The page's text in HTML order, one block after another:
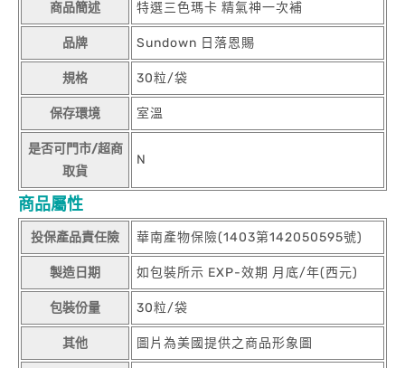
商品簡述 特選三色瑪卡 精氣神一次補
品牌 Sundown 日落恩賜
規格 30粒/袋
保存環境 室溫
是否可門市/超商
取貨
N
商品屬性
投保產品責任險 華南產物保險(1403第142050595號)
製造日期 如包裝所示 EXP-效期 月底/年(西元)
包裝份量 30粒/袋
其他 圖片為美國提供之商品形象圖